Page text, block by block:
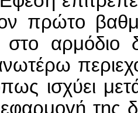
πρώτο
αρμόδιο
ισχύει
της